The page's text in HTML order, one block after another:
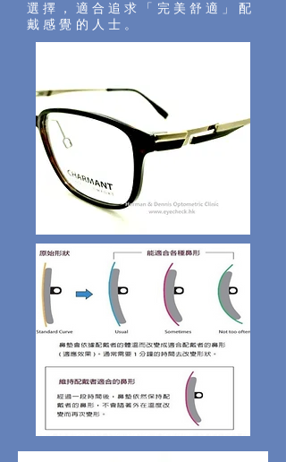
選擇，適合追求「完美舒適」配
戴感覺的人士。